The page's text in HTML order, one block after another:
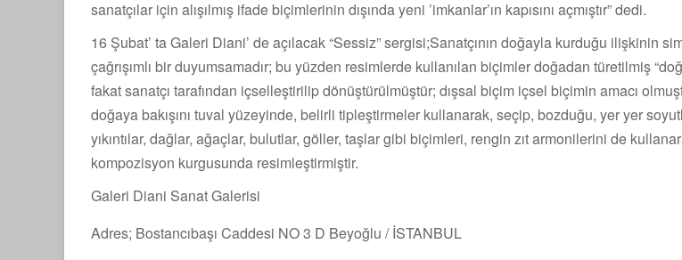
sanatçılar için alışılmış ifade biçimlerinin dışında yeni ’imkanlar’ın kapısını açmıştır” dedi.
16 Şubat’ ta Galeri Diani’ de açılacak “Sessiz” sergisi;Sanatçının doğayla kurduğu ilişkinin
çağrışımlı bir duyumsamadır; bu yüzden resimlerde kullanılan biçimler doğadan türetilmiş
fakat sanatçı tarafından içselleştirilip dönüştürülmüştür; dışsal biçim içsel biçimin amacı
doğaya bakışını tuval yüzeyinde, belirli tipleştirmeler kullanarak, seçip, bozduğu, yer yer
yıkıntılar, dağlar, ağaçlar, bulutlar, göller, taşlar gibi biçimleri, rengin zıt armonilerini de
kompozisyon kurgusunda resimleştirmiştir.
Galeri Diani Sanat Galerisi
Adres; Bostancıbaşı Caddesi NO 3 D Beyoğlu / İSTANBUL